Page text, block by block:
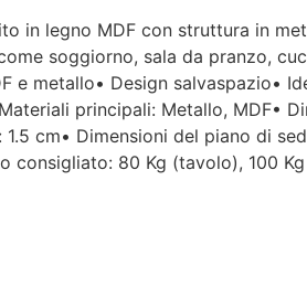
in legno MDF con struttura in
soggiorno, sala da pranzo,
e metallo• Design salvaspazio•
principali: Metallo, MDF•
cm• Dimensioni del piano di
consigliato: 80 Kg (tavolo), 100 Kg